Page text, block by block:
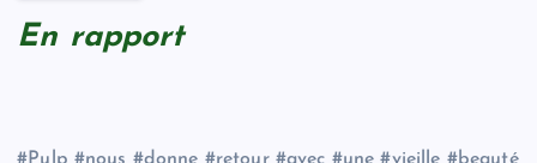
En rapport
#Pulp #nous #donne #retour #avec #une #vieille #beauté